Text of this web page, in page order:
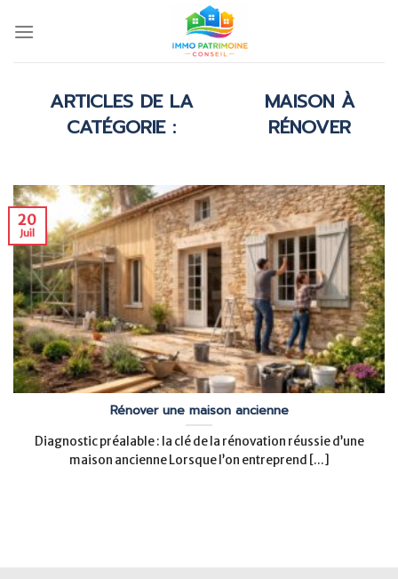
MAISON À
RÉNOVER
Rénover une maison ancienne
Diagnostic préalable : la clé de la rénovation réussie d’une
maison ancienne Lorsque l’on entreprend [...]
20
Juil